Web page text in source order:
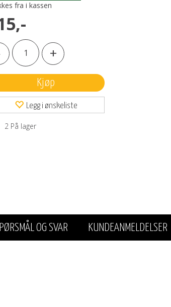
fra i kassen
+
Kjøp
Legg i ønskeliste
2 På lager
OG SVAR KUNDEANMELDELSER